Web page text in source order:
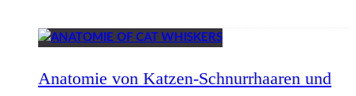
Anatomie von Katzen-Schnurrhaaren und